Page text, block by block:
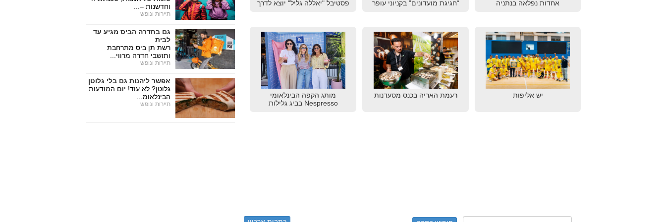
אחדות נפלאה בנתניה “חגיגת מועדונים” בקניוני עופר פסטיבל "יאללה גליל" יוצא לדרך
יש אליפות רעמת האריה בכנס מסעדנות
מותג הקפה הבינלאומי
Nespresso בביג גלילות
וחדשנות –...
תיירות ונופש
גם בחדרה הביס מגיע עד
לבית
רשת תן ביס מתרחבת
ותושבי חדרה מרווי...
תיירות ונופש
אפשר ליהנות גם בלי גלוטן
גלוטן? לא עוד! יום המודעות
הבינלאומ...
תיירות ונופש